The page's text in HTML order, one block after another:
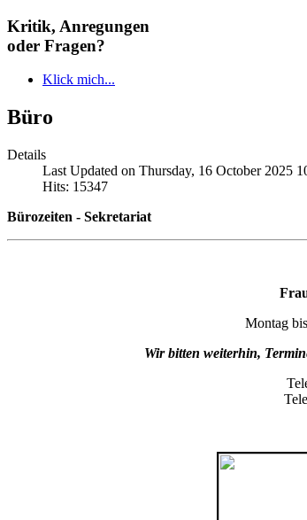
Kritik, Anregungen
oder Fragen?
Klick mich...
Büro
Details
Last Updated on Thursday, 16 October 2025
Hits: 15347
Bürozeiten - Sekretariat
Montag
Wir bitten weiterhin,